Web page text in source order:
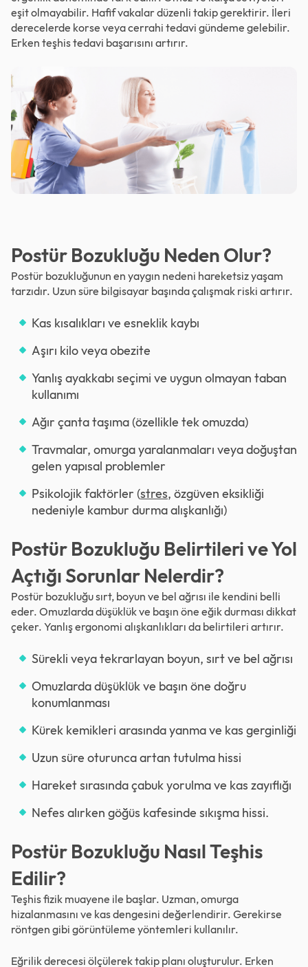
eşit olmayabilir. Hafif vakalar düzenli takip gerektirir. İleri
derecelerde korse veya cerrahi tedavi gündeme gelebilir.
Erken teşhis tedavi başarısını artırır.
Postür Bozukluğu Neden Olur?
Postür bozukluğunun en yaygın nedeni hareketsiz yaşam
tarzıdır. Uzun süre bilgisayar başında çalışmak riski artırır.
Kas kısalıkları ve esneklik kaybı
Aşırı kilo veya obezite
Yanlış ayakkabı seçimi ve uygun olmayan taban
kullanımı
Ağır çanta taşıma (özellikle tek omuzda)
Travmalar, omurga yaralanmaları veya doğuştan
gelen yapısal problemler
Psikolojik faktörler (stres, özgüven eksikliği
nedeniyle kambur durma alışkanlığı)
Postür Bozukluğu Belirtileri ve Yol
Açtığı Sorunlar Nelerdir?
Postür bozukluğu sırt, boyun ve bel ağrısı ile kendini belli
eder. Omuzlarda düşüklük ve başın öne eğik durması dikkat
çeker. Yanlış ergonomi alışkanlıkları da belirtileri artırır.
Sürekli veya tekrarlayan boyun, sırt ve bel ağrısı
Omuzlarda düşüklük ve başın öne doğru
konumlanması
Kürek kemikleri arasında yanma ve kas gerginliği
Uzun süre oturunca artan tutulma hissi
Hareket sırasında çabuk yorulma ve kas zayıflığı
Nefes alırken göğüs kafesinde sıkışma hissi.
Postür Bozukluğu Nasıl Teşhis
Edilir?
Teşhis fizik muayene ile başlar. Uzman, omurga
hizalanmasını ve kas dengesini değerlendirir. Gerekirse
röntgen gibi görüntüleme yöntemleri kullanılır.
Eğrilik derecesi ölçülerek takip planı oluşturulur. Erken